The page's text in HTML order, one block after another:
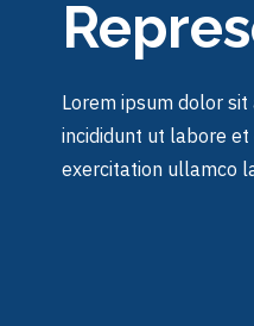
Lorem ipsum dolor
incididunt ut labore et
exercitation ullamco